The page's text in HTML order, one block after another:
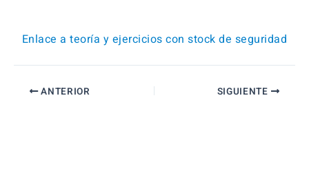
Enlace a teoría y ejercicios con stock de seguridad
ANTERIOR SIGUIENTE